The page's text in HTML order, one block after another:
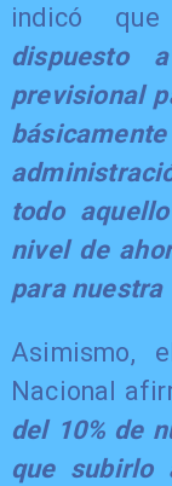
indicó
dispuesto
previsional
todo
nivel de
para nuestra
​Asimismo,
Nacional
del 10% de
que subirlo